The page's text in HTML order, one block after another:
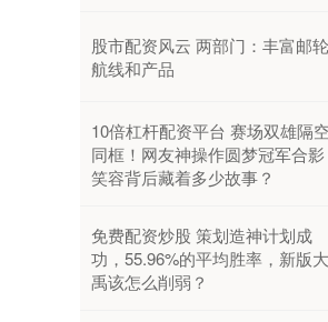
股市配资风云 两部门：丰富邮轮
航线和产品
10倍杠杆配资平台 赛场双雄隔空
同框！网友神操作圆梦冠军合影
笑容背后藏着多少故事？
免费配资炒股 策划造神计划成
功，55.96%的平均胜率，新版大
禹该怎么削弱？